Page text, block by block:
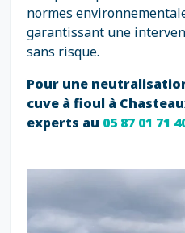
normes
garantissant une
sans risque.
Pour une
cuve à fioul à
experts au 05 87 01 71